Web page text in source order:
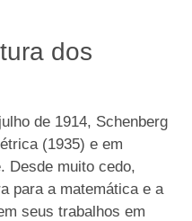
dos
de 1914, Schenberg
(1935) e em
Desde muito cedo,
para a matemática e a
seus trabalhos em